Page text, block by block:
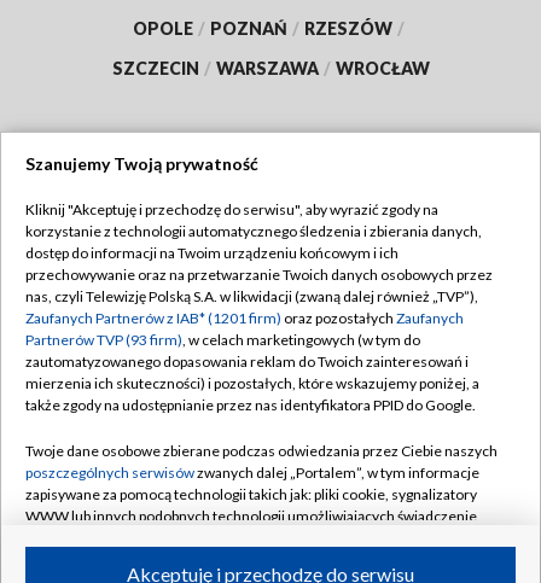
OPOLE / POZNAŃ / RZESZÓW /
SZCZECIN / WARSZAWA / WROCŁAW
TVP
Abonament TVP
Emisja w TVP
Centrum informacji TVP
Naziemna Telewizja Cyfrowa
Rada Programowa
System NOS
Informacje o nadawcy
Regulamin TVP
Polityka prywatności
Moje zgody
Pomoc
Kontakt
Kanały
Szanujemy Twoją prywatność
Kliknij "Akceptuję i przechodzę do serwisu", aby wyrazić zgody na
korzystanie z technologii automatycznego śledzenia i zbierania danych,
dostęp do informacji na Twoim urządzeniu końcowym i ich
przechowywanie oraz na przetwarzanie Twoich danych osobowych przez
nas, czyli Telewizję Polską S.A. w likwidacji (zwaną dalej również „TVP”),
Zaufanych Partnerów z IAB* (1201 firm) oraz pozostałych Zaufanych
Partnerów TVP (93 firm), w celach marketingowych (w tym do
zautomatyzowanego dopasowania reklam do Twoich zainteresowań i
mierzenia ich skuteczności) i pozostałych, które wskazujemy poniżej, a
także zgody na udostępnianie przez nas identyfikatora PPID do Google.
Twoje dane osobowe zbierane podczas odwiedzania przez Ciebie naszych
poszczególnych serwisówzwanych dalej „Portalem”, w tym informacje
zapisywane za pomocą technologii takich jak: pliki cookie, sygnalizatory
WWW lub innych podobnych technologii umożliwiających świadczenie
Akceptuję i przechodzę do serwisu